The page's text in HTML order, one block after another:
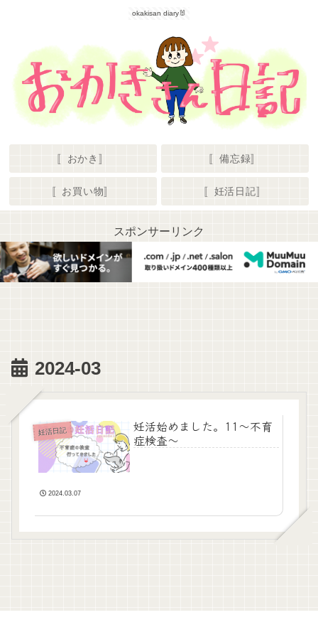
okakisan diary🐰
〚おかき〛 〚備忘録〛
〚お買い物〛 〚妊活日記〛
スポンサーリンク
2024-03
妊活日記
妊活始めました。11～不育
症検査～
2024.03.07